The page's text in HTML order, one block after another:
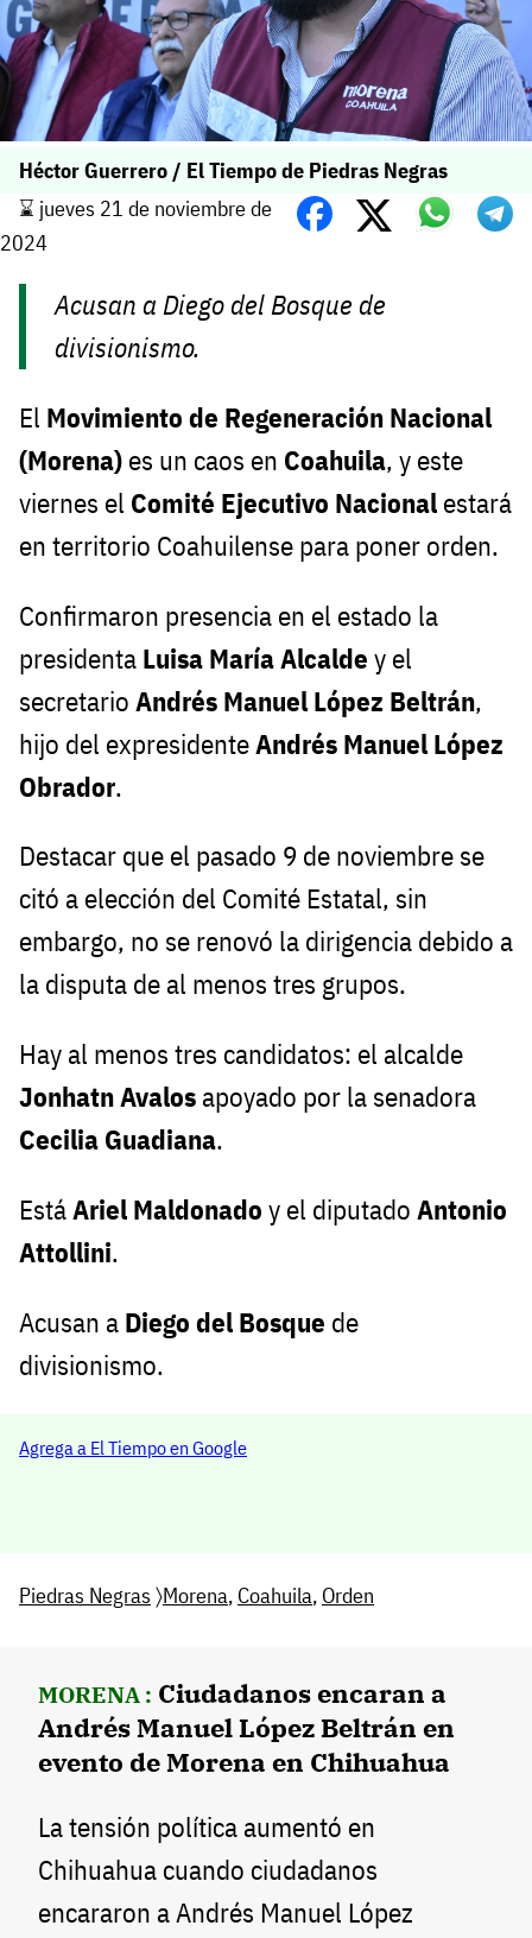
Héctor Guerrero / El Tiempo de Piedras Negras
⌛️ jueves 21 de noviembre de
2024
Acusan a Diego del Bosque de
divisionismo.
El Movimiento de Regeneración Nacional
(Morena) es un caos en Coahuila, y este
viernes el Comité Ejecutivo Nacional estará
en territorio Coahuilense para poner orden.
Confirmaron presencia en el estado la
presidenta Luisa María Alcalde y el
secretario Andrés Manuel López Beltrán,
hijo del expresidenteAndrés Manuel López
Obrador.
Destacar que el pasado 9 de noviembre se
citó a elección del Comité Estatal, sin
embargo, no se renovó la dirigencia debido a
la disputa de al menos tres grupos.
Hay al menos tres candidatos: el alcalde
Jonhatn Avalos apoyado por la senadora
Cecilia Guadiana.
EstáAriel Maldonado y el diputado Antonio
Attollini.
Acusan a Diego del Bosque de
divisionismo.
Agrega a El Tiempo en Google
Piedras Negras 〉Morena, Coahuila, Orden
MORENA : Ciudadanos encaran a
Andrés Manuel López Beltrán en
evento de Morena en Chihuahua
La tensión política aumentó en
Chihuahua cuando ciudadanos
encararon a Andrés Manuel López